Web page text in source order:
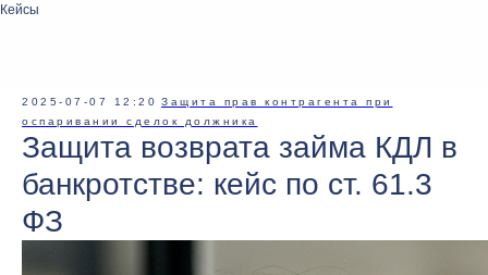
Кейсы
2025-07-07 12:20 Защита прав контрагента при
оспаривании сделок должника
Защита возврата займа КДЛ в
банкротстве: кейс по ст. 61.3
ФЗ